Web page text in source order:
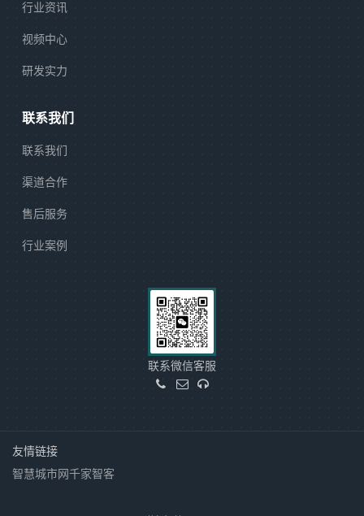
行业资讯
视频中心
研发实力
联系我们
联系我们
渠道合作
售后服务
行业案例
联系微信客服
友情链接
智慧城市网千家智客